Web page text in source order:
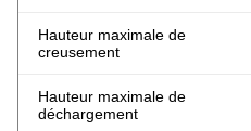
Hauteur maximale de
creusement
Hauteur maximale de
déchargement